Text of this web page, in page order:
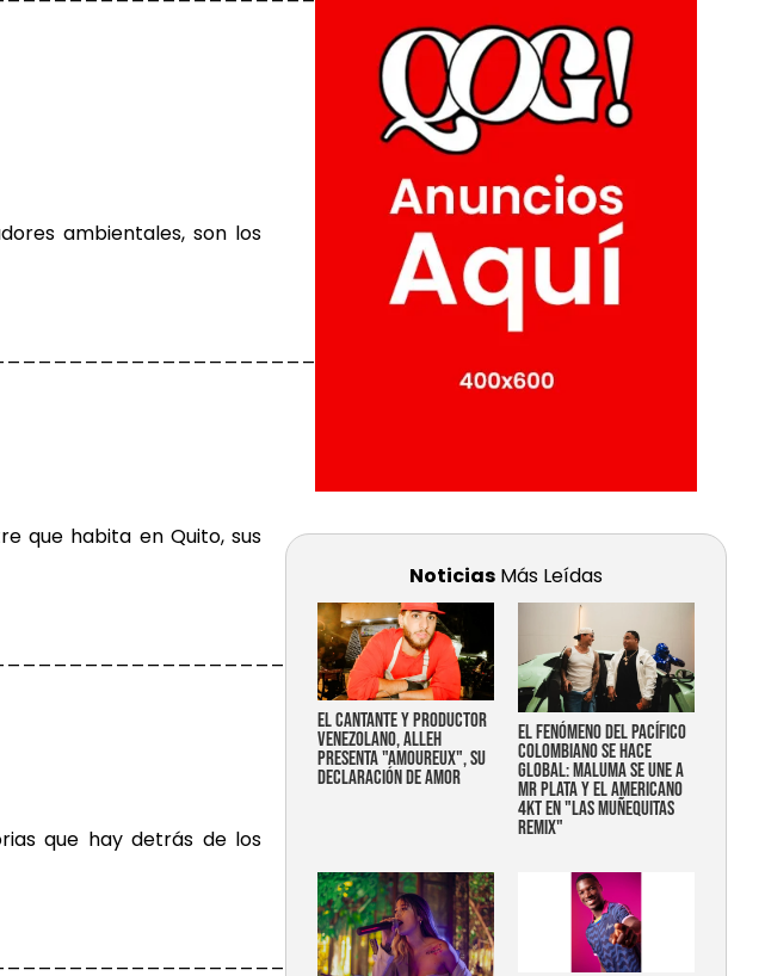
ambientales, son los
que habita en Quito, sus
que hay detrás de los
Noticias Más Leídas
EL CANTANTE Y PRODUCTOR
VENEZOLANO, ALLEH
PRESENTA "AMOUREUX", SU
DECLARACIÓN DE AMOR
EL FENÓMENO DEL PACÍFICO
COLOMBIANO SE HACE
GLOBAL: MALUMA SE UNE A
MR PLATA Y EL AMERICANO
4KT EN "LAS MUÑEQUITAS
REMIX"